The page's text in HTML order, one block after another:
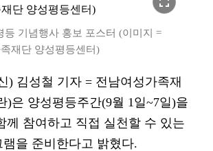
등 기념행사 홍보 포스터 (이미지 =
재단 양성평등센터)
) 김성철 기자 = 전남여성가족재
)은 양성평등주간(9월 1일~7일)을
께 참여하고 직접 실천할 수 있는
을 준비한다고 밝혔다.